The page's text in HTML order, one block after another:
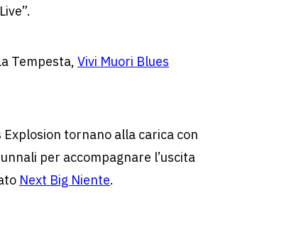
Tempesta, Vivi Muori Blues
tornano alla carica con
per accompagnare l’uscita
Next Big Niente.